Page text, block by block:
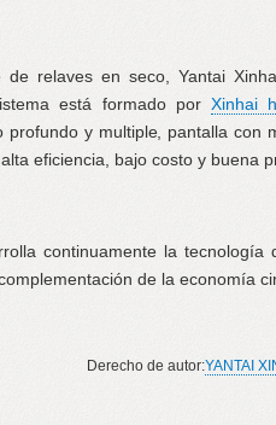
relaves en seco, Yantai
está formado porXinhai
profundo y multiple, pantalla con
eficiencia, bajo costo y buena
continuamente la tecnología
de la economía
Derecho de autor:YANTAI